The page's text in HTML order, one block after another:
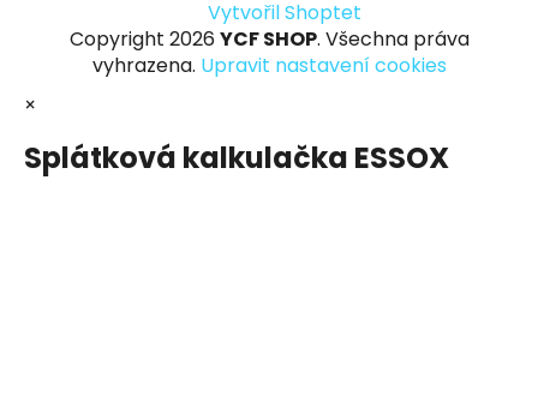
Vytvořil Shoptet
Copyright 2026 YCF SHOP. Všechna práva
vyhrazena. Upravit nastavení cookies
×
Splátková kalkulačka ESSOX